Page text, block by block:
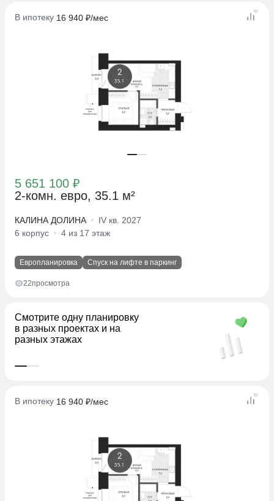
В ипотеку 16 940 ₽/мес
5 651 100 ₽
2-комн. евро, 35.1 м²
КАЛИНА ДОЛИНА
IV кв. 2027
6 корпус
4 из 17 этаж
Европланировка Спуск на лифте в паркинг
22просмотра
Kлассическая или евро?
Используйте расширенный
фильтр для точного поиска
В ипотеку 16 940 ₽/мес